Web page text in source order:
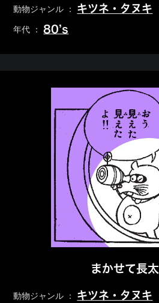
動物ジャンル ： キツネ・タヌキ
年代 ： 80’s
まかせて長太
動物ジャンル ： キツネ・タヌキ